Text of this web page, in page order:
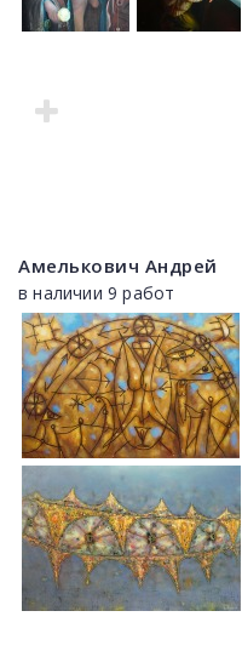
Амелькович Андрей
в наличии 9 работ